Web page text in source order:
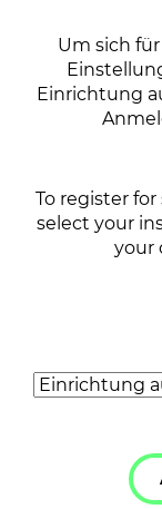
Um sich
Einrichtung
To register
select your
your